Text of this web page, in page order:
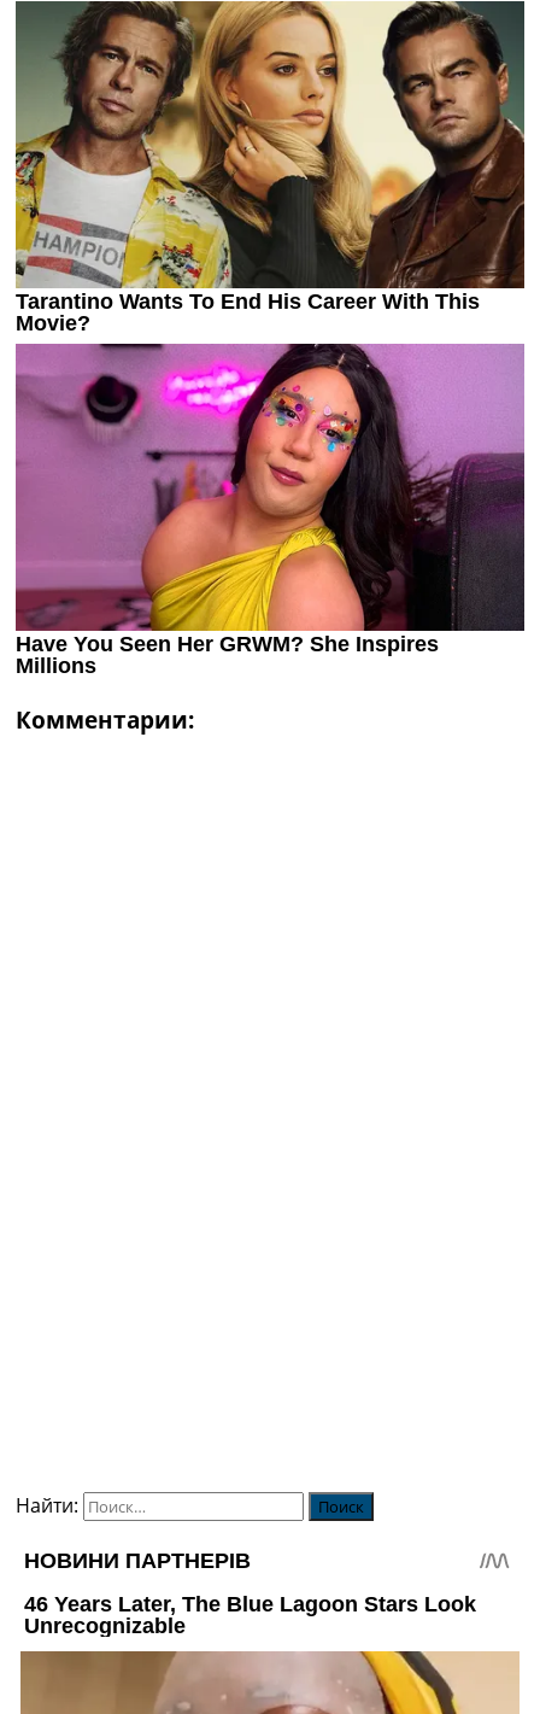
Комментарии:
Найти: